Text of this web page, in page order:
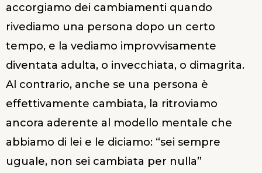
accorgiamo dei cambiamenti quando
rivediamo una persona dopo un certo
tempo, e la vediamo improvvisamente
diventata adulta, o invecchiata, o dimagrita.
Al contrario, anche se una persona è
effettivamente cambiata, la ritroviamo
ancora aderente al modello mentale che
abbiamo di lei e le diciamo: “sei sempre
uguale, non sei cambiata per nulla”